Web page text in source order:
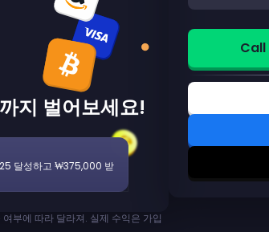
지 벌어보세요!
달성하고 ₩375,000 받
부에 따라 달라져. 실제 수익은 가입
Call